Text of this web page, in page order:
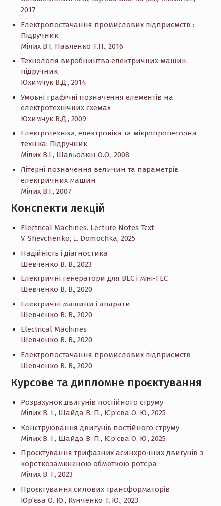
2017
Електропостачання промислових підприємств :
Підручник
Мілих В.І, Павленко Т.П., 2016
Технологія виробництва електричних машин:
підручник
Юхимчук В.Д., 2014
Умовні графічні позначення елементів на
електротехнічних схемах
Юхимчук В.Д., 2009
Електротехніка, електроніка та мікропроцесорна
техніка: Підручник
Мілих В.І., Шавьолкін О.О., 2008
Літерні позначення величин та параметрів
електричних машин
Мілих В.І., 2007
Конспекти лекцій
Electrical Machines. Lecture Notes Text
V. Shevchenko, L. Domochka, 2025
Надійність і діагностика
Шевченко В. В., 2023
Електричні генератори для ВЕС і міні-ГЕС
Шевченко В. В., 2020
Електричні машини і апарати
Шевченко В. В., 2020
Electrical Machines
Шевченко В. В., 2020
Електропостачання промислових підприємств
Шевченко В. В., 2020
Курсове та дипломне проєктування
Розрахунок двигунів постійного струму
Мілих В. І., Шайда В. П., Юр’єва О. Ю., 2025
Конструювання двигунів постійного струму
Мілих В. І., Шайда В. П., Юр’єва О. Ю., 2025
Проєктування трифазних асинхронних двигунів з
короткозамкненою обмоткою ротора
Мілих В. І., 2023
Проєктування силових трансформаторів
Юр’єва О. Ю., Кунченко Т. Ю., 2023